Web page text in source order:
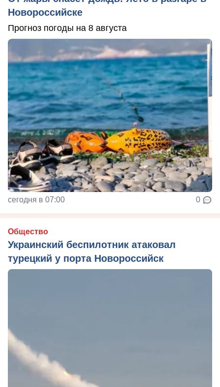
Новороссийске
Прогноз погоды на 8 августа
сегодня в 07:00 0
Общество
Украинский беспилотник атаковал
турецкий у порта Новороссийск